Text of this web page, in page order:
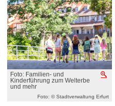
Foto: Familien- und
Kinderführung zum Welterbe
und mehr
Foto: © Stadtverwaltung Erfurt